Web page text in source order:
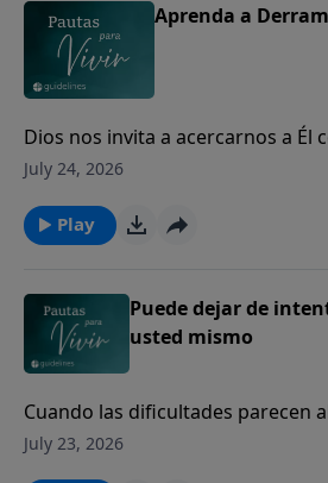
Aprenda a
Dios nos invita a acercarnos a Él
sincero, incluso en nuestros
July 24, 2026
Play
Puede dejar de
usted mismo
Cuando las dificultades parecen
sigue siendo nuestro refugio
July 23, 2026